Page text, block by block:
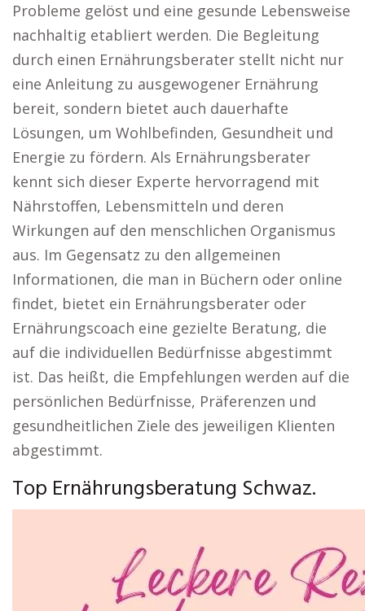
Probleme gelöst und eine gesunde Lebensweise
nachhaltig etabliert werden. Die Begleitung
durch einen Ernährungsberater stellt nicht nur
eine Anleitung zu ausgewogener Ernährung
bereit, sondern bietet auch dauerhafte
Lösungen, um Wohlbefinden, Gesundheit und
Energie zu fördern. Als Ernährungsberater
kennt sich dieser Experte hervorragend mit
Nährstoffen, Lebensmitteln und deren
Wirkungen auf den menschlichen Organismus
aus. Im Gegensatz zu den allgemeinen
Informationen, die man in Büchern oder online
findet, bietet ein Ernährungsberater oder
Ernährungscoach eine gezielte Beratung, die
auf die individuellen Bedürfnisse abgestimmt
ist. Das heißt, die Empfehlungen werden auf die
persönlichen Bedürfnisse, Präferenzen und
gesundheitlichen Ziele des jeweiligen Klienten
abgestimmt.
Top Ernährungsberatung Schwaz.